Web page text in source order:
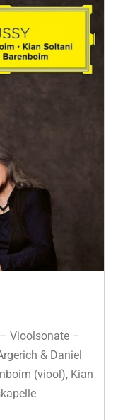
Vioolsonate –
& Daniel
(viool), Kian